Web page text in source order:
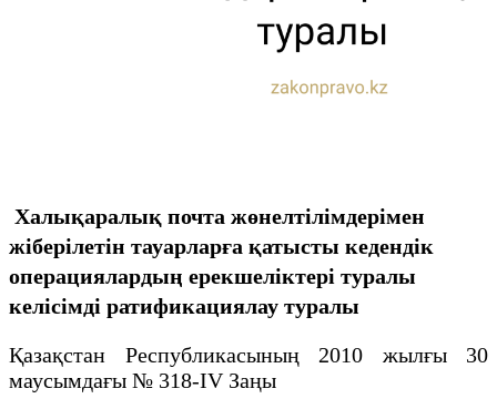
Халықаралық почта жөнелтілімдерімен
жіберілетін тауарларға қатысты кедендік
операциялардың ерекшеліктері туралы
келісімді ратификациялау туралы
Қазақстан Республикасының 2010 жылғы 30
маусымдағы № 318-IV Заңы